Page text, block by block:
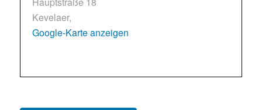
Kevelaer,
Google-Karte anzeigen